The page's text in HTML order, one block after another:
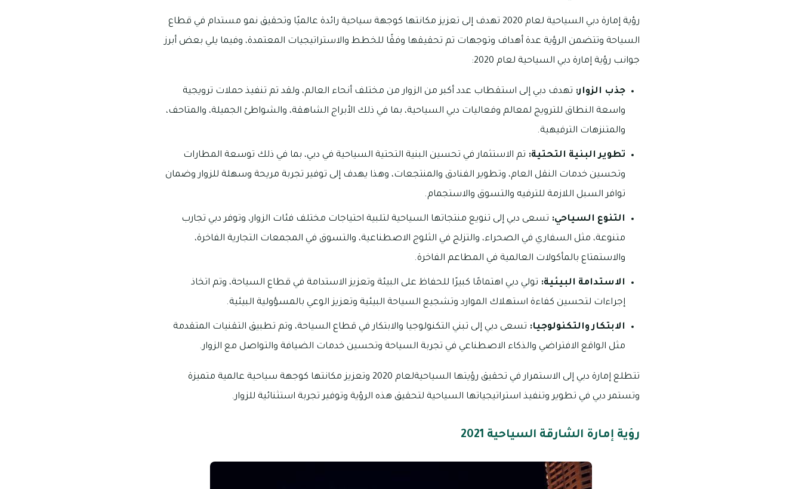
رؤية إمارة دبي السياحية لعام 2020 تهدف إلى تعزيز مكانتها كوجهة سياحية رائدة عالميًا وتحقيق نمو مستدام في قطاع
السياحة وتتضمن الرؤية عدة أهداف وتوجهات تم تحقيقها وفقًا للخطط والاستراتيجيات المعتمدة، وفيما يلي بعض أبرز
جوانب رؤية إمارة دبي السياحية لعام 2020:
جذب الزوار: تهدف دبي إلى استقطاب عدد أكبر من الزوار من مختلف أنحاء العالم، ولقد تم تنفيذ حملات ترويجية
واسعة النطاق للترويج لمعالم وفعاليات دبي السياحية، بما في ذلك الأبراج الشاهقة، والشواطئ الجميلة، والمتاحف،
والمتنزهات الترفيهية.
تطوير البنية التحتية: تم الاستثمار في تحسين البنية التحتية السياحية في دبي، بما في ذلك توسعة المطارات
وتحسين خدمات النقل العام، وتطوير الفنادق والمنتجعات، وهذا يهدف إلى توفير تجربة مريحة وسهلة للزوار وضمان
توافر السبل اللازمة للترفيه والتسوق والاستجمام.
التنوع السياحي: تسعى دبي إلى تنويع منتجاتها السياحية لتلبية احتياجات مختلف فئات الزوار، وتوفر دبي تجارب
متنوعة، مثل السفاري في الصحراء، والتزلج في الثلوج الاصطناعية، والتسوق في المجمعات التجارية الفاخرة،
والاستمتاع بالمأكولات العالمية في المطاعم الفاخرة.
الاستدامة البيئية: تولي دبي اهتمامًا كبيرًا للحفاظ على البيئة وتعزيز الاستدامة في قطاع السياحة، وتم اتخاذ
إجراءات لتحسين كفاءة استهلاك الموارد وتشجيع السياحة البيئية وتعزيز الوعي بالمسؤولية البيئية.
الابتكار والتكنولوجيا: تسعى دبي إلى تبني التكنولوجيا والابتكار في قطاع السياحة، وتم تطبيق التقنيات المتقدمة
مثل الواقع الافتراضي والذكاء الاصطناعي في تجربة السياحة وتحسين خدمات الضيافة والتواصل مع الزوار.
تتطلع إمارة دبي إلى الاستمرار في تحقيق رؤيتها السياحيةلعام 2020 وتعزيز مكانتها كوجهة سياحية عالمية متميزة
وتستمر دبي في تطوير وتنفيذ استراتيجياتها السياحية لتحقيق هذه الرؤية وتوفير تجربة استثنائية للزوار.
رؤية إمارة الشارقة السياحية 2021